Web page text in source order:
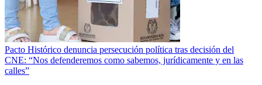
Pacto Histórico denuncia persecución política tras decisión del
CNE: “Nos defenderemos como sabemos, jurídicamente y en las
calles”